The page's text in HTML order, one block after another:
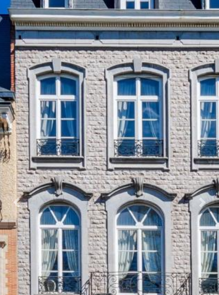
Previous Next